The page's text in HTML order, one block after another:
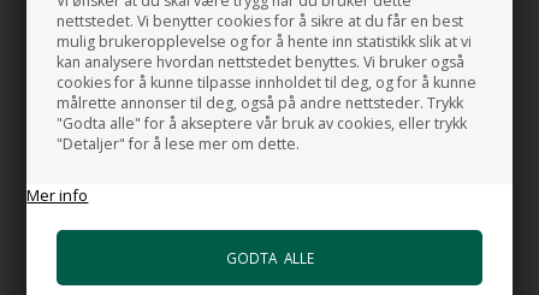
nettstedet. Vi benytter cookies for å sikre at du får en best
mulig brukeropplevelse og for å hente inn statistikk slik at vi
kan analysere hvordan nettstedet benyttes. Vi bruker også
cookies for å kunne tilpasse innholdet til deg, og for å kunne
målrette annonser til deg, også på andre nettsteder. Trykk
"Godta alle" for å akseptere vår bruk av cookies, eller trykk
"Detaljer" for å lese mer om dette.
Mer info
GODT Å VITE
Modellen som vises her er 80 cm. i bredden, dybde 41 cm. og
Høyde 49,8 cm.
Prisen som vises er for:
Servanten er i White Monolith og 14 cm i høyden.
Badeværelsesmøbel i Asketre Naturale 30.
Den viste innvendige skuffen er et tilbehør som kan kjøpes.